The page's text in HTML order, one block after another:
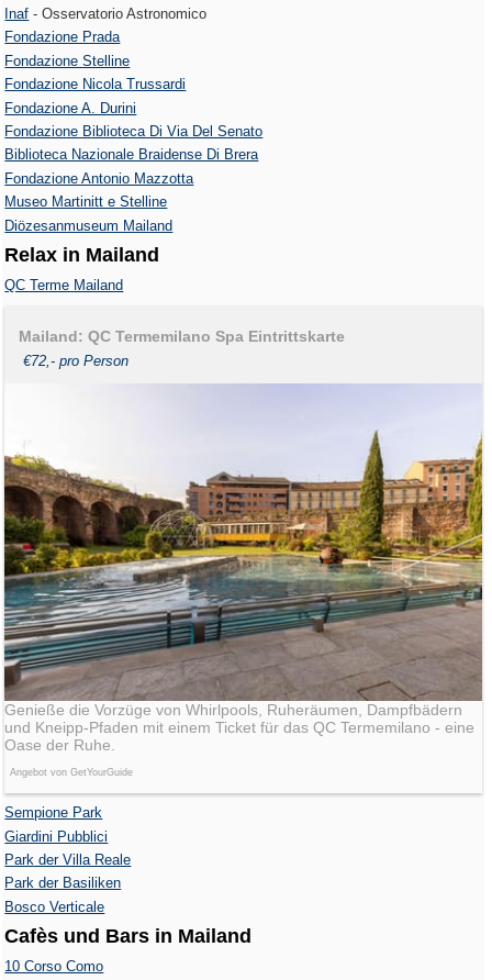
Inaf - Osservatorio Astronomico
Fondazione Prada
Fondazione Stelline
Fondazione Nicola Trussardi
Fondazione A. Durini
Fondazione Biblioteca Di Via Del Senato
Biblioteca Nazionale Braidense Di Brera
Fondazione Antonio Mazzotta
Museo Martinitt e Stelline
Diözesanmuseum Mailand
Relax in Mailand
QC Terme Mailand
Mailand: QC Termemilano Spa Eintrittskarte
€72,- pro Person
Genieße die Vorzüge von Whirlpools, Ruheräumen, Dampfbädern
und Kneipp-Pfaden mit einem Ticket für das QC Termemilano - eine
Oase der Ruhe.
Angebot von GetYourGuide
Sempione Park
Giardini Pubblici
Park der Villa Reale
Park der Basiliken
Bosco Verticale
Cafès und Bars in Mailand
10 Corso Como